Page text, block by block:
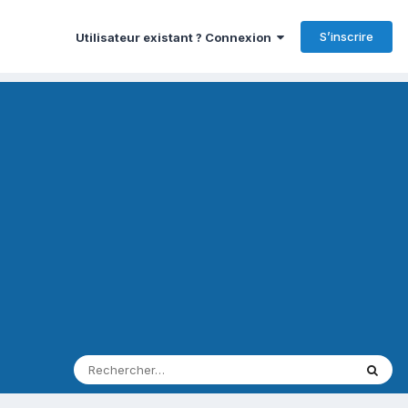
Utilisateur existant ? Connexion S’inscrire